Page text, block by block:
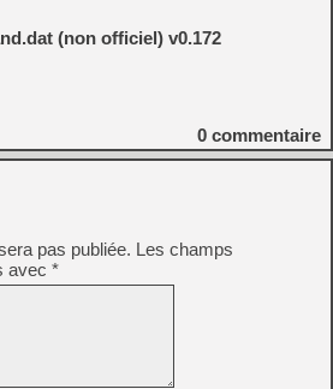
(non officiel) v0.172
0 commentaire
pas publiée. Les champs
avec *